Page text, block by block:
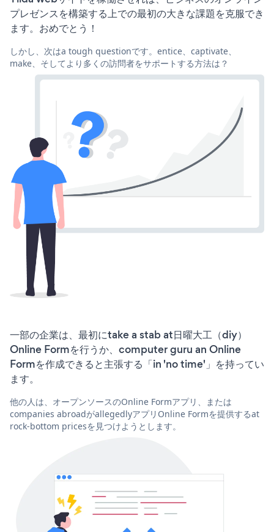
プレゼンスを構築する上での最初の大きな課題を克服でき
ます。おめでとう！
しかし、次はa tough questionです。entice、captivate、
make、そしてより多くの訪問者をサポートする方法は？
一部の企業は、最初にtake a stab at日曜大工（diy）
Online Formを行うか、computer guru an Online
Formを作成できると主張する「in 'no time'」を持ってい
ます。
他の人は、オープンソースのOnline Formアプリ、または
companies abroadがallegedlyアプリOnline Formを提供するat
rock-bottom pricesを見つけようとします。